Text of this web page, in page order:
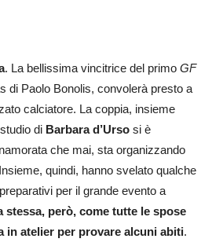
. La bellissima vincitrice del primo GF
di Paolo Bonolis, convolerà presto a
calciatore. La coppia, insieme
di Barbara d’Urso si è
che mai, sta organizzando
quindi, hanno svelato qualche
per il grande evento a
stessa, però, come tutte le spose
in atelier per provare alcuni abiti.